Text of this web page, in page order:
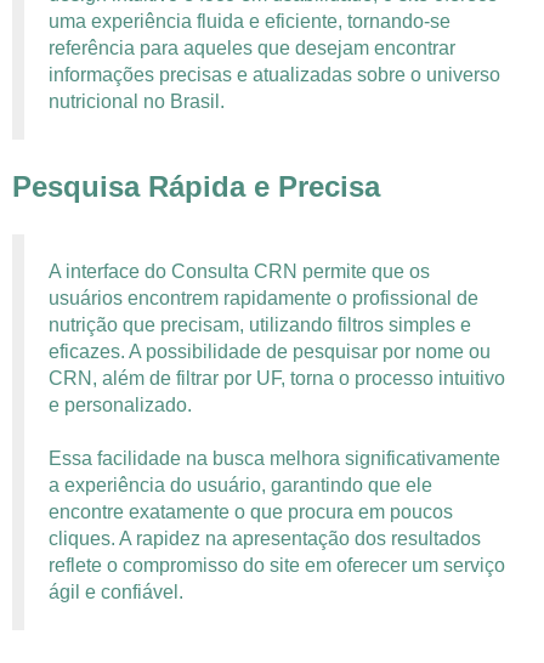
uma experiência fluida e eficiente, tornando-se
referência para aqueles que desejam encontrar
informações precisas e atualizadas sobre o universo
nutricional no Brasil.
Pesquisa Rápida e Precisa
A interface do Consulta CRN permite que os
usuários encontrem rapidamente o profissional de
nutrição que precisam, utilizando filtros simples e
eficazes. A possibilidade de pesquisar por nome ou
CRN, além de filtrar por UF, torna o processo intuitivo
e personalizado.
Essa facilidade na busca melhora significativamente
a experiência do usuário, garantindo que ele
encontre exatamente o que procura em poucos
cliques. A rapidez na apresentação dos resultados
reflete o compromisso do site em oferecer um serviço
ágil e confiável.